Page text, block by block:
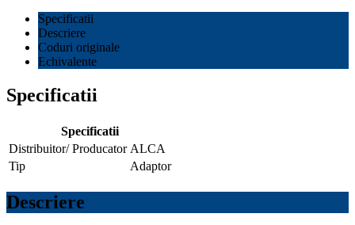
Specificatii
Descriere
Coduri originale
Echivalente
Specificatii
Specificatii
Distribuitor/ Producator ALCA
Tip
Adaptor
Descriere